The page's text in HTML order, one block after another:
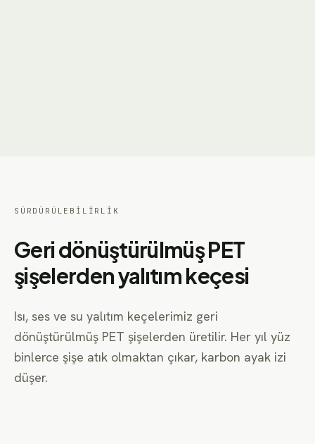
SÜRDÜRÜLEBILIRLIK
Geri dönüştürülmüş PET
şişelerden yalıtım keçesi
Isı, ses ve su yalıtım keçelerimiz geri
dönüştürülmüş PET şişelerden üretilir. Her yıl yüz
binlerce şişe atık olmaktan çıkar, karbon ayak izi
düşer.